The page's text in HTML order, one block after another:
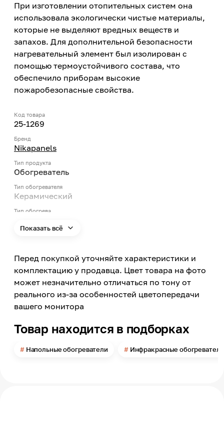
При изготовлении отопительных систем она
использовала экологически чистые материалы,
которые не выделяют вредных веществ и
запахов. Для дополнительной безопасности
нагревательный элемент был изолирован с
помощью термоустойчивого состава, что
обеспечило приборам высокие
пожаробезопасные свойства.
Код товара
25-1269
Бренд
Nikapanels
Тип продукта
Обогреватель
Тип обогревателя
Керамический
Тип обогрева
Поверхность размещения
Настольная, Напольная
Рекомендуемая площадь помещения до
14
600
Тип нагревательного элемента
Инфракрасный
Показать всё
Перед покупкой уточняйте характеристики и
комплектацию у продавца. Цвет товара на фото
может незначительно отличаться по тону от
реального из-за особенностей цветопередачи
вашего монитора
Товар находится в подборках
Напольные обогреватели Инфракрасные обогреватели